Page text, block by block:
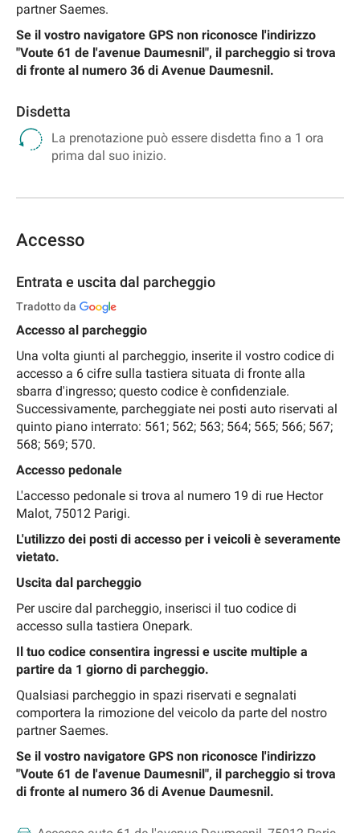
partner Saemes.
Se il vostro navigatore GPS non riconosce l'indirizzo
"Voute 61 de l'avenue Daumesnil", il parcheggio si trova
di fronte al numero 36 di Avenue Daumesnil.
Disdetta
La prenotazione può essere disdetta fino a 1 ora
prima dal suo inizio.
Accesso
Entrata e uscita dal parcheggio
Tradotto da
Accesso al parcheggio
Una volta giunti al parcheggio, inserite il vostro codice di
accesso a 6 cifre sulla tastiera situata di fronte alla
sbarra d'ingresso; questo codice è confidenziale.
Successivamente, parcheggiate nei posti auto riservati al
quinto piano interrato: 561; 562; 563; 564; 565; 566; 567;
568; 569; 570.
Accesso pedonale
L'accesso pedonale si trova al numero 19 di rue Hector
Malot, 75012 Parigi.
L'utilizzo dei posti di accesso per i veicoli è severamente
vietato.
Uscita dal parcheggio
Per uscire dal parcheggio, inserisci il tuo codice di
accesso sulla tastiera Onepark.
Il tuo codice consentira ingressi e uscite multiple a
partire da 1 giorno di parcheggio.
Qualsiasi parcheggio in spazi riservati e segnalati
comportera la rimozione del veicolo da parte del nostro
partner Saemes.
Se il vostro navigatore GPS non riconosce l'indirizzo
"Voute 61 de l'avenue Daumesnil", il parcheggio si trova
di fronte al numero 36 di Avenue Daumesnil.